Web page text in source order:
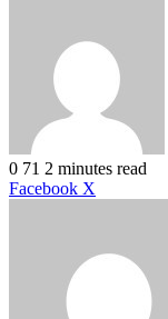
0 71 2 minutes read
Facebook X